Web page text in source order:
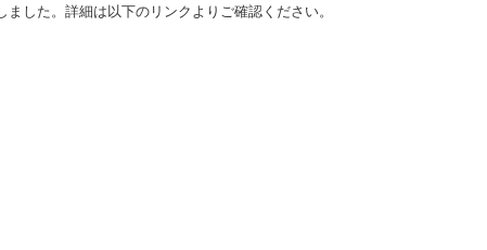
ました。詳細は以下のリンクよりご確認ください。